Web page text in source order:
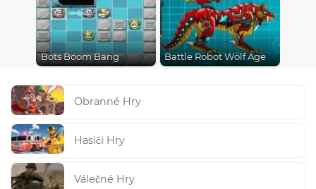
Bots Boom Bang Battle Robot Wolf Age
Obranné Hry
Hasiči Hry
Válečné Hry